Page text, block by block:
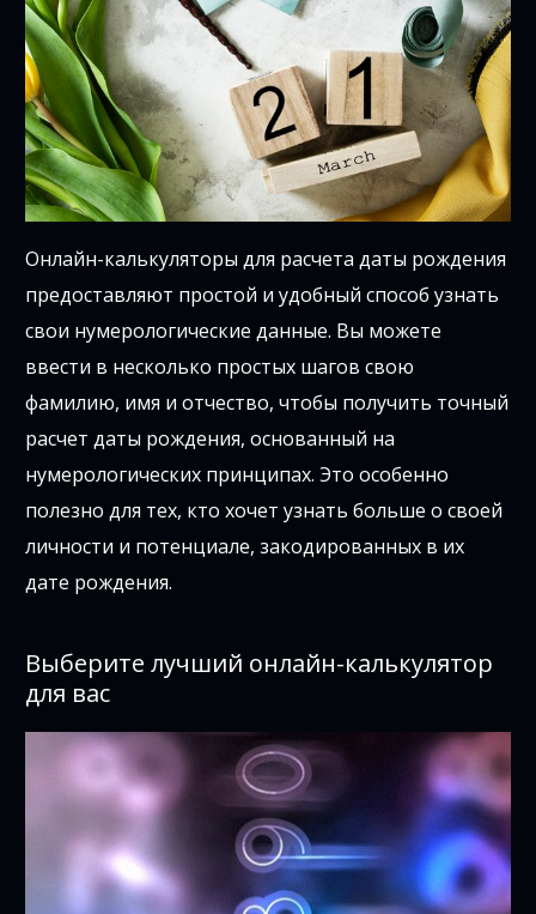
Онлайн-калькуляторы для расчета даты рождения
предоставляют простой и удобный способ узнать
свои нумерологические данные. Вы можете
ввести в несколько простых шагов свою
фамилию, имя и отчество, чтобы получить точный
расчет даты рождения, основанный на
нумерологических принципах. Это особенно
полезно для тех, кто хочет узнать больше о своей
личности и потенциале, закодированных в их
дате рождения.
Выберите лучший онлайн-калькулятор
для вас